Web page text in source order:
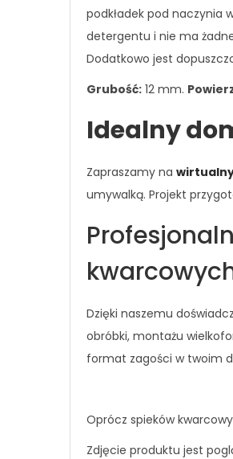
podkładek pod naczynia
detergentu i nie ma
Dodatkowo jest
Grubość: 12 mm.
Idealny
Zapraszamy na
umywalką. Projekt
Dzięki naszemu
obróbki, montażu
format zagości w twoim
Oprócz spieków
Zdjęcie produktu jest